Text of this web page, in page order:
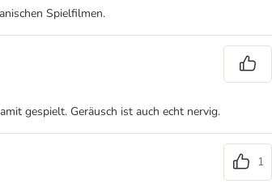
Spielfilmen.
gespielt. Geräusch ist auch echt nervig.
1